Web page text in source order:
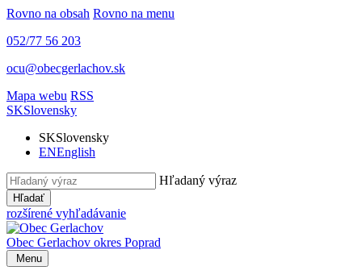
Rovno na obsah Rovno na menu
052/77 56 203
ocu@obecgerlachov.sk
Mapa webu RSS
SKSlovensky
SKSlovensky
ENEnglish
Hľadaný výraz
Hľadať
rozšírené vyhľadávanie
Obec Gerlachov okres Poprad
Menu